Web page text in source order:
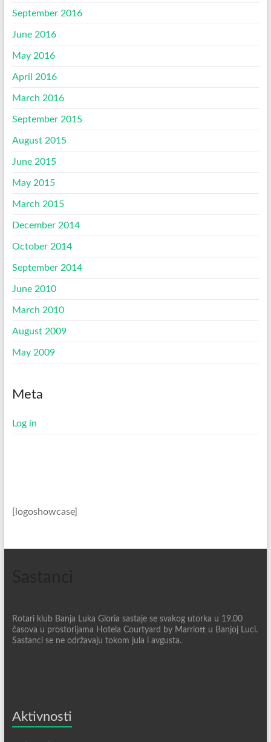
September 2016
June 2016
May 2016
April 2016
March 2016
September 2015
August 2015
June 2015
May 2015
March 2015
December 2014
October 2014
September 2014
June 2010
March 2010
August 2009
May 2009
Meta
Log in
[logoshowcase]
Rotari klub Banja Luka Gloria sastaje se svakog utorka u 19.00
časova u prostorijama Hotela Courtyard by Marriott u Banjoj Luci.
Sastanci se ne održavaju tokom jula i avgusta.
Aktivnosti